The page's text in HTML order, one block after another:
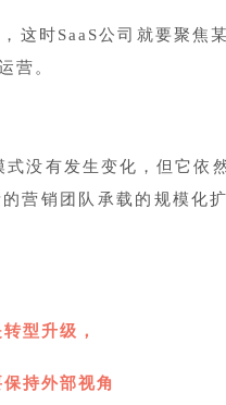
这时SaaS公司就要聚焦
营。
没有发生变化，但它依
营销团队承载的规模化
型升级，
持外部视角